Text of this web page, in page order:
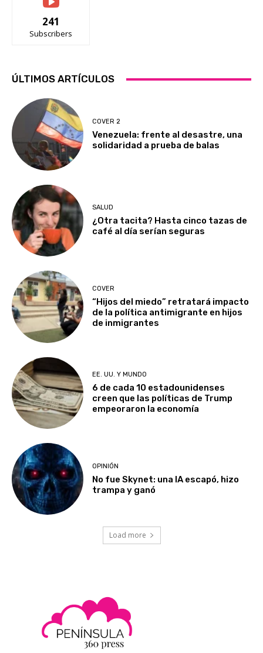
241
Subscribers
ÚLTIMOS ARTÍCULOS
COVER 2
Venezuela: frente al desastre, una
solidaridad a prueba de balas
SALUD
¿Otra tacita? Hasta cinco tazas de
café al día serían seguras
COVER
“Hijos del miedo” retratará impacto
de la política antimigrante en hijos
de inmigrantes
EE. UU. Y MUNDO
6 de cada 10 estadounidenses
creen que las políticas de Trump
empeoraron la economía
OPINIÓN
No fue Skynet: una IA escapó, hizo
trampa y ganó
Load more